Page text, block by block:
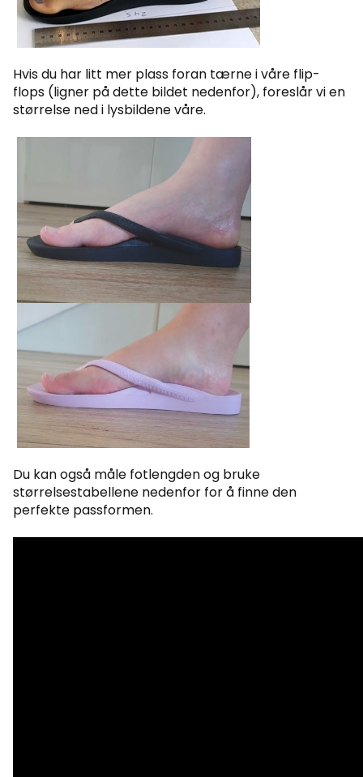
Hvis du har litt mer plass foran tærne i våre flip-
flops (ligner på dette bildet nedenfor), foreslår vi en
størrelse ned i lysbildene våre.
Du kan også måle fotlengden og bruke
størrelsestabellene nedenfor for å finne den
perfekte passformen.